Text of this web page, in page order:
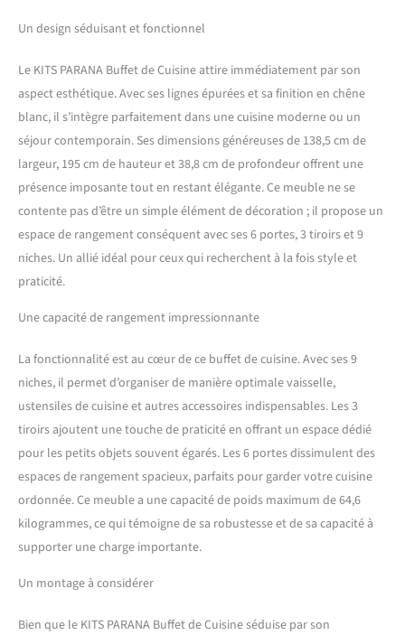
Pied de Renfort Buffet de
Niches Chêne Blanc L 138.5
x195 x38.8 cm
Un design séduisant et fonctionnel
Le KITS PARANA Buffet de Cuisine attire immédiatement par son
aspect esthétique. Avec ses lignes épurées et sa finition en chêne
blanc, il s’intègre parfaitement dans une cuisine moderne ou un
séjour contemporain. Ses dimensions généreuses de 138,5 cm de
largeur, 195 cm de hauteur et 38,8 cm de profondeur offrent une
présence imposante tout en restant élégante. Ce meuble ne se
contente pas d’être un simple élément de décoration ; il propose un
espace de rangement conséquent avec ses 6 portes, 3 tiroirs et 9
niches. Un allié idéal pour ceux qui recherchent à la fois style et
praticité.
Une capacité de rangement impressionnante
La fonctionnalité est au cœur de ce buffet de cuisine. Avec ses 9
niches, il permet d’organiser de manière optimale vaisselle,
ustensiles de cuisine et autres accessoires indispensables. Les 3
tiroirs ajoutent une touche de praticité en offrant un espace dédié
pour les petits objets souvent égarés. Les 6 portes dissimulent des
espaces de rangement spacieux, parfaits pour garder votre cuisine
ordonnée. Ce meuble a une capacité de poids maximum de 64,6
kilogrammes, ce qui témoigne de sa robustesse et de sa capacité à
supporter une charge importante.
Un montage à considérer
Bien que le KITS PARANA Buffet de Cuisine séduise par son